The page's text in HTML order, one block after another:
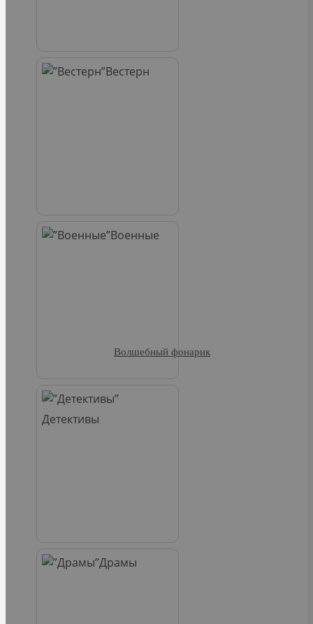
Вестерн
Военные
Детективы
Драмы
Волшебный фонарик